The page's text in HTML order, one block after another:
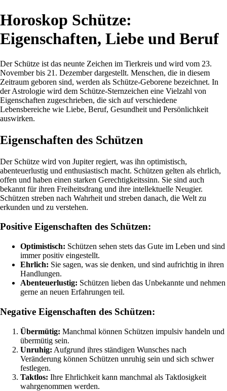
Horoskop Schütze:
Eigenschaften, Liebe und Beruf
Der Schütze ist das neunte Zeichen im Tierkreis und wird vom 23.
November bis 21. Dezember dargestellt. Menschen, die in diesem
Zeitraum geboren sind, werden als Schütze-Geborene bezeichnet. In
der Astrologie wird dem Schütze-Sternzeichen eine Vielzahl von
Eigenschaften zugeschrieben, die sich auf verschiedene
Lebensbereiche wie Liebe, Beruf, Gesundheit und Persönlichkeit
auswirken.
Eigenschaften des Schützen
Der Schütze wird von Jupiter regiert, was ihn optimistisch,
abenteuerlustig und enthusiastisch macht. Schützen gelten als ehrlich,
offen und haben einen starken Gerechtigkeitssinn. Sie sind auch
bekannt für ihren Freiheitsdrang und ihre intellektuelle Neugier.
Schützen streben nach Wahrheit und streben danach, die Welt zu
erkunden und zu verstehen.
Positive Eigenschaften des Schützen:
Optimistisch: Schützen sehen stets das Gute im Leben und sind
immer positiv eingestellt.
Ehrlich: Sie sagen, was sie denken, und sind aufrichtig in ihren
Handlungen.
Abenteuerlustig: Schützen lieben das Unbekannte und nehmen
gerne an neuen Erfahrungen teil.
Negative Eigenschaften des Schützen:
Übermütig: Manchmal können Schützen impulsiv handeln und
übermütig sein.
Unruhig: Aufgrund ihres ständigen Wunsches nach
Veränderung können Schützen unruhig sein und sich schwer
festlegen.
Taktlos: Ihre Ehrlichkeit kann manchmal als Taktlosigkeit
wahrgenommen werden.